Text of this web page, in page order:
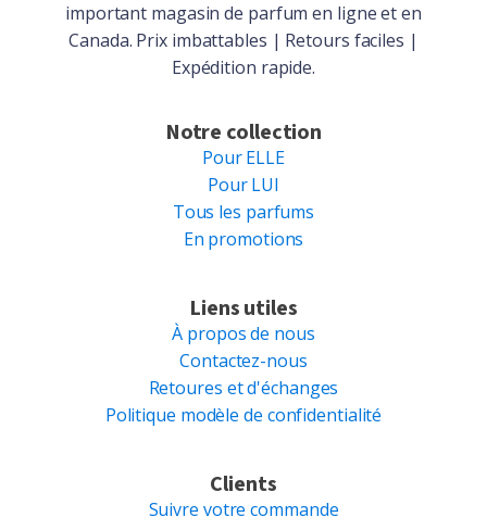
important magasin de parfum en ligne et en
Canada. Prix imbattables | Retours faciles |
Expédition rapide.
Notre collection
Pour ELLE
Pour LUI
Tous les parfums
En promotions
Liens utiles
À propos de nous
Contactez-nous
Retoures et d'échanges
Politique modèle de confidentialité
Clients
Suivre votre commande